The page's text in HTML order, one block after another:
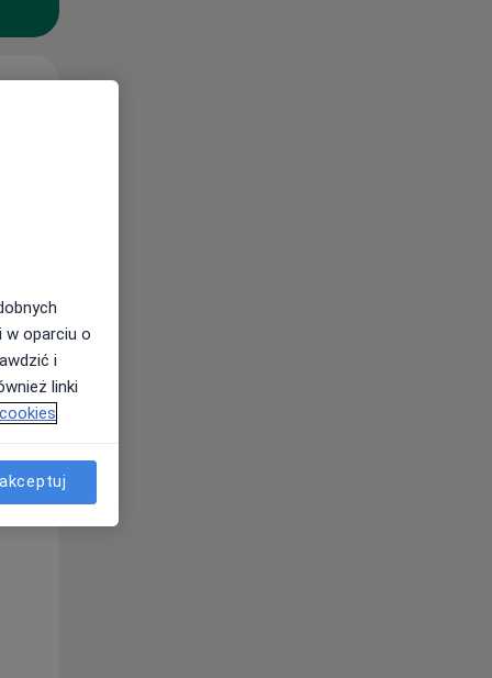
Pon,
Pon,
w oparciu o
i
linki